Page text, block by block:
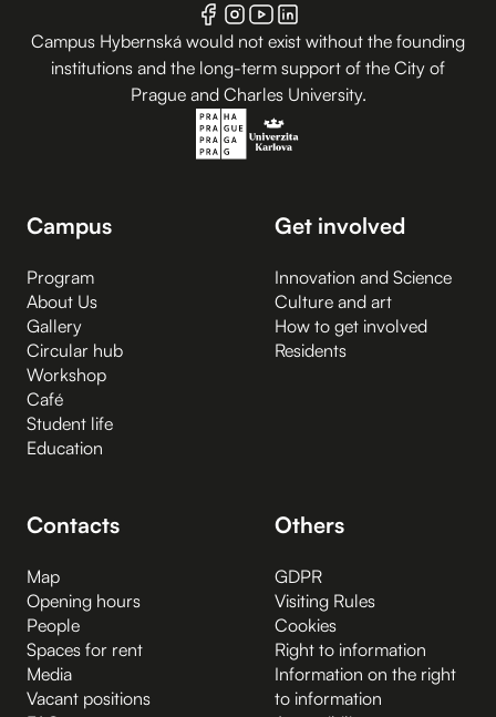
Campus Hybernská would not exist without the founding
institutions and the long-term support of the City of
Prague and Charles University.
Campus
Program
About Us
Gallery
Circular hub
Workshop
Café
Student life
Education
Get involved
Innovation and Science
Culture and art
How to get involved
Residents
Contacts
Map
Opening hours
People
Spaces for rent
Media
Vacant positions
Others
GDPR
Visiting Rules
Cookies
Right to information
Information on the right
to information